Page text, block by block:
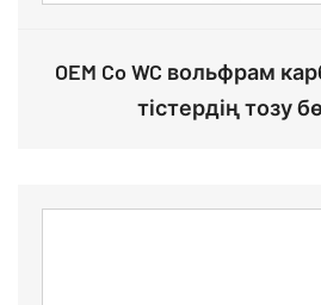
OEM Co WC вольфрам
тістердің тозу